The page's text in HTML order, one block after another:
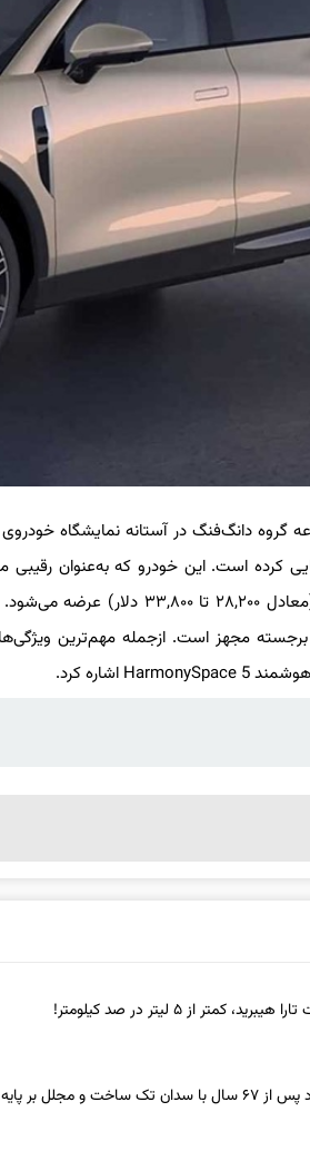
کمتر از ۵ لیتر در صد کیلومتر!
بازگشت پاکارد پس از ۶۷ سال با سدان تک ساخت و مجلل بر پایه